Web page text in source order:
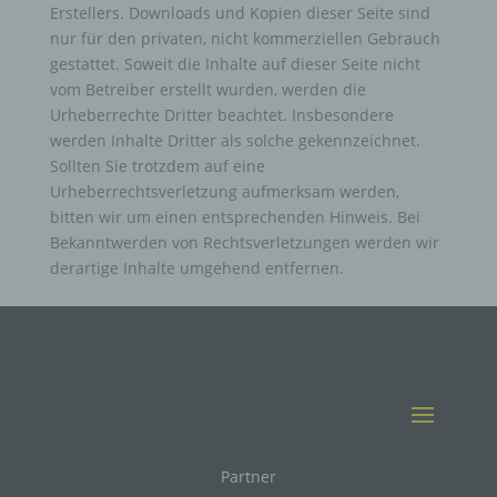
Erstellers. Downloads und Kopien dieser Seite sind
nur für den privaten, nicht kommerziellen Gebrauch
gestattet. Soweit die Inhalte auf dieser Seite nicht
vom Betreiber erstellt wurden, werden die
Urheberrechte Dritter beachtet. Insbesondere
werden Inhalte Dritter als solche gekennzeichnet.
Sollten Sie trotzdem auf eine
Urheberrechtsverletzung aufmerksam werden,
bitten wir um einen entsprechenden Hinweis. Bei
Bekanntwerden von Rechtsverletzungen werden wir
derartige Inhalte umgehend entfernen.
Partner
e) Profiling
Profiling ist jede Art der automatisierten Verarbeitung
personenbezogener Daten, die darin besteht, dass diese
personenbezogenen Daten verwendet werden, um
bestimmte persönliche Aspekte, die sich auf eine natürliche
Person beziehen, zu bewerten, insbesondere, um Aspekte
bezüglich Arbeitsleistung, wirtschaftlicher Lage, Gesundheit,
persönlicher Vorlieben, Interessen, Zuverlässigkeit,
Verhalten, Aufenthaltsort oder Ortswechsel dieser natürlichen
Person zu analysieren oder vorherzusagen.
werden können, sofern diese zusätzlichen Informationen
einer identifizierten oder identifizierbaren natürlichen Person